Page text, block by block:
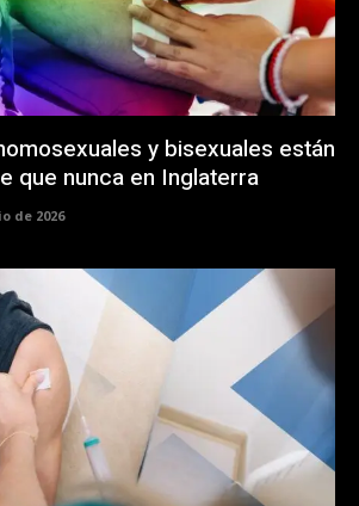
y bisexuales están
que nunca en Inglaterra
de 2026